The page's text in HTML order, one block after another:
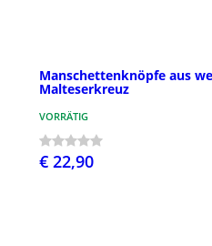
Manschettenknöpfe aus
Malteserkreuz
VORRÄTIG
€ 22,90